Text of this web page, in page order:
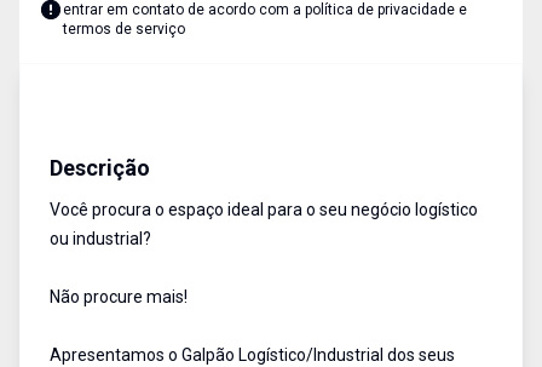
entrar em contato de acordo com a política de privacidade e
termos de serviço
Descrição
Você procura o espaço ideal para o seu negócio logístico
ou industrial?
Não procure mais!
Apresentamos o Galpão Logístico/Industrial dos seus